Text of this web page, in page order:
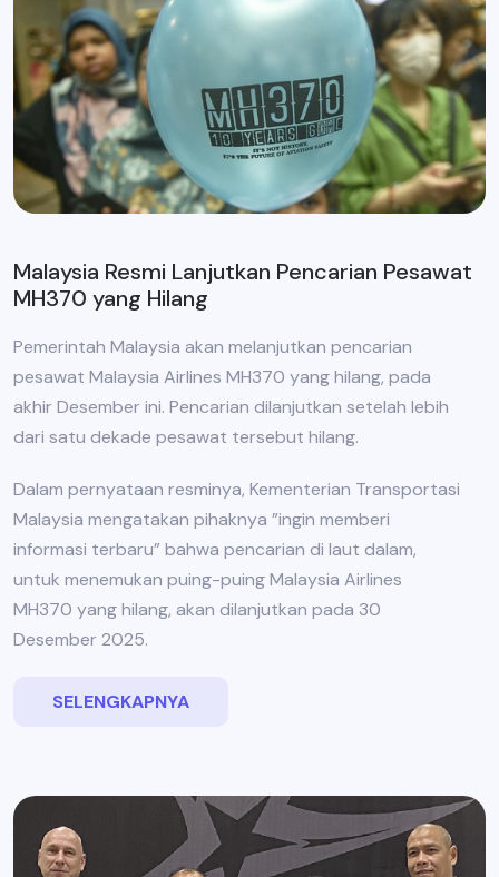
Malaysia Resmi Lanjutkan Pencarian Pesawat
MH370 yang Hilang
Pemerintah Malaysia akan melanjutkan pencarian
pesawat Malaysia Airlines MH370 yang hilang, pada
akhir Desember ini. Pencarian dilanjutkan setelah lebih
dari satu dekade pesawat tersebut hilang.
Dalam pernyataan resminya, Kementerian Transportasi
Malaysia mengatakan pihaknya ”ingin memberi
informasi terbaru” bahwa pencarian di laut dalam,
untuk menemukan puing-puing Malaysia Airlines
MH370 yang hilang, akan dilanjutkan pada 30
Desember 2025.
SELENGKAPNYA